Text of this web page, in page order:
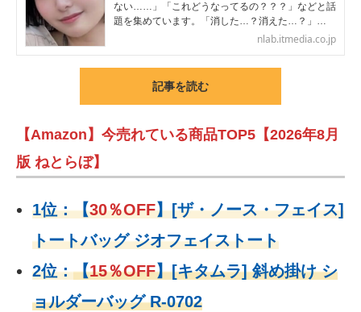
ない……」「これどうなってるの？？？」などと話
題を集めています。「消した…？消えた…？」…
nlab.itmedia.co.jp
記事を読む
【Amazon】今売れている商品TOP5【2026年8月
版 ねとらぼ】
1位：【30％OFF】[ザ・ノース・フェイス]
トートバッグ ジオフェイストート
2位：【15％OFF】[キタムラ] 斜め掛け シ
ョルダーバッグ R-0702